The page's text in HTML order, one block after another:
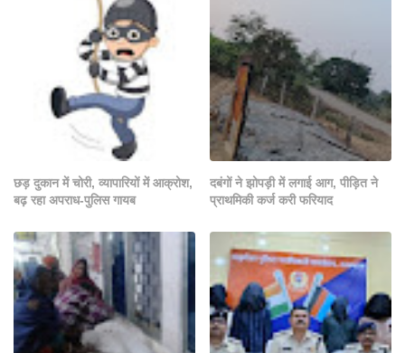
छड़ दुकान में चोरी, व्यापारियों में आक्रोश,
बढ़ रहा अपराध-पुलिस गायब
दबंगों ने झोपड़ी में लगाई आग, पीड़ित ने
प्राथमिकी कर्ज करी फरियाद